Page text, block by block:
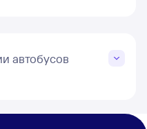
автобусов